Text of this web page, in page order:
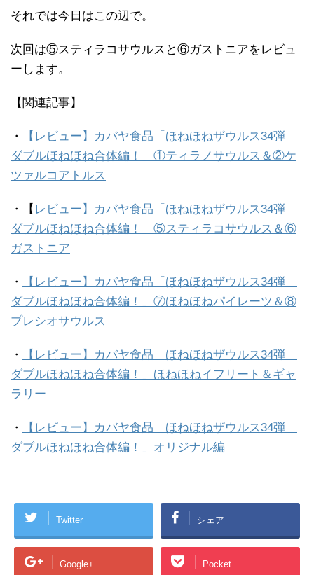
それでは今日はこの辺で。
次回は⑤スティラコサウルスと⑥ガストニアをレビュ
ーします。
【関連記事】
・
【レビュー】カバヤ食品「ほねほねザウルス34弾
ダブルほねほね合体編！」①ティラノサウルス＆②ケ
ツァルコアトルス
・【 レビュー】カバヤ食品「ほねほねザウルス34弾
ダブルほねほね合体編！」⑤スティラコサウルス＆⑥
ガストニア
・
【レビュー】カバヤ食品「ほねほねザウルス34弾
ダブルほねほね合体編！」⑦ほねほねパイレーツ＆⑧
プレシオサウルス
・
【レビュー】カバヤ食品「ほねほねザウルス34弾
ダブルほねほね合体編！」ほねほねイフリート＆ギャ
ラリー
・
【レビュー】カバヤ食品「ほねほねザウルス34弾
ダブルほねほね合体編！」オリジナル編
Twitter シェア
Google+ Pocket